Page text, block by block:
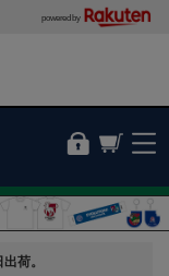
powered by
荷。